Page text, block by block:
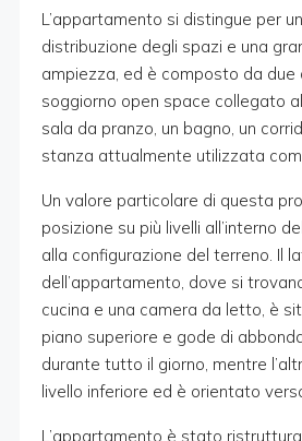
L’appartamento si distingue per
distribuzione degli spazi e una
ampiezza, ed è composto da due
soggiorno open space collegato
sala da pranzo, un bagno, un
stanza attualmente utilizzata
Un valore particolare di questa
posizione su più livelli all’interno
alla configurazione del terreno. Il
dell’appartamento, dove si
cucina e una camera da letto, è
piano superiore e gode di
durante tutto il giorno, mentre
livello inferiore ed è orientato
L’appartamento è stato